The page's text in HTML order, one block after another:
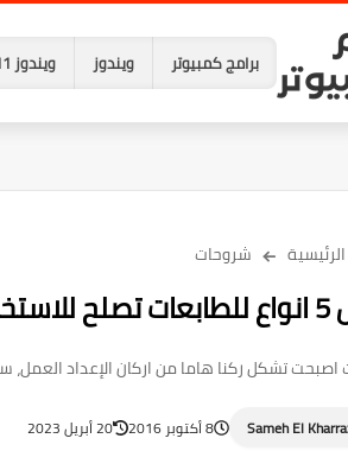
برامج كمبيوتر ويندوز ويندوز 11
شروحات
اصبحت تشكل ركنا هاما من اركان الإعداد
Sameh El 8 أكتوبر 2016 20 أبريل 2023